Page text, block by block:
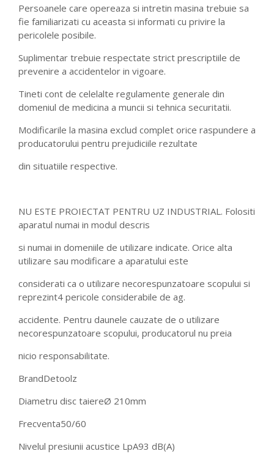
Persoanele care opereaza si intretin masina trebuie sa
fie familiarizati cu aceasta si informati cu privire la
pericolele posibile.
Suplimentar trebuie respectate strict prescriptiile de
prevenire a accidentelor in vigoare.
Tineti cont de celelalte regulamente generale din
domeniul de medicina a muncii si tehnica securitatii.
Modificarile la masina exclud complet orice raspundere a
producatorului pentru prejudiciile rezultate
din situatiile respective.
NU ESTE PROIECTAT PENTRU UZ INDUSTRIAL. Folositi
aparatul numai in modul descris
si numai in domeniile de utilizare indicate. Orice alta
utilizare sau modificare a aparatului este
considerati ca o utilizare necorespunzatoare scopului si
reprezint4 pericole considerabile de ag.
accidente. Pentru daunele cauzate de o utilizare
necorespunzatoare scopului, producatorul nu preia
nicio responsabilitate.
BrandDetoolz
Diametru disc taiereØ 210mm
Frecventa50/60
Nivelul presiunii acustice LpA93 dB(A)